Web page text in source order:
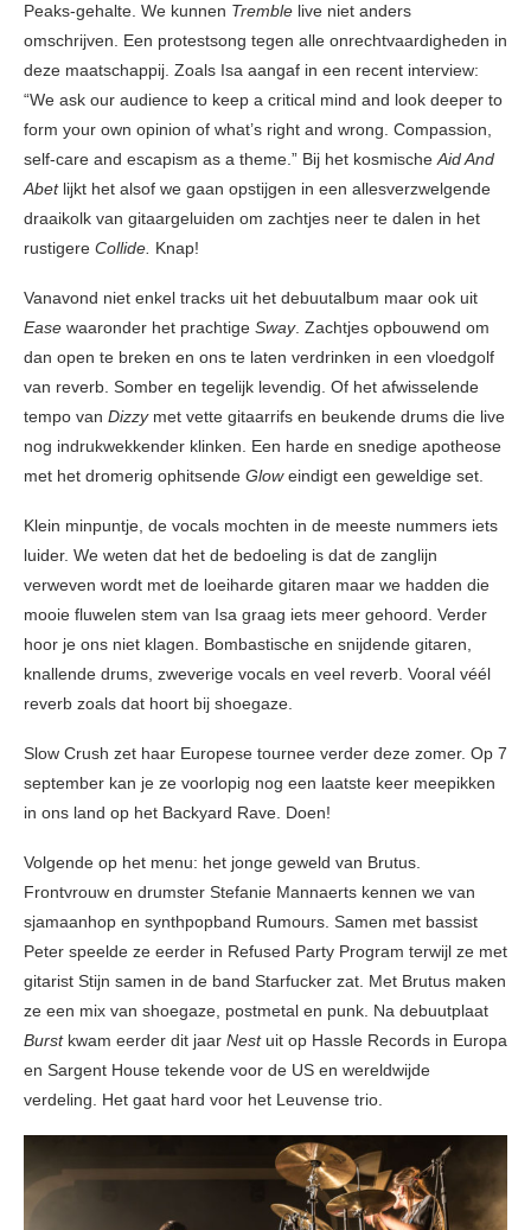
Peaks-gehalte. We kunnen Tremble live niet anders
omschrijven. Een protestsong tegen alle onrechtvaardigheden in
deze maatschappij. Zoals Isa aangaf in een recent interview:
“We ask our audience to keep a critical mind and look deeper to
form your own opinion of what’s right and wrong. Compassion,
self-care and escapism as a theme.” Bij het kosmischeAid And
Abetlijkt het alsof we gaan opstijgen in een allesverzwelgende
draaikolk van gitaargeluiden om zachtjes neer te dalen in het
rustigere Collide. Knap!
Vanavond niet enkel tracks uit het debuutalbum maar ook uit
Ease waaronder het prachtige Sway. Zachtjes opbouwend om
dan open te breken en ons te laten verdrinken in een vloedgolf
van reverb. Somber en tegelijk levendig. Of het afwisselende
tempo van Dizzymet vette gitaarrifs en beukende drums die live
nog indrukwekkender klinken. Een harde en snedige apotheose
met het dromerig ophitsende Gloweindigt een geweldige set.
Klein minpuntje, de vocals mochten in de meeste nummers iets
luider. We weten dat het de bedoeling is dat de zanglijn
verweven wordt met de loeiharde gitaren maar we hadden die
mooie fluwelen stem van Isa graag iets meer gehoord. Verder
hoor je ons niet klagen. Bombastische en snijdende gitaren,
knallende drums, zweverige vocals en veel reverb. Vooral véél
reverb zoals dat hoort bij shoegaze.
Slow Crush zet haar Europese tournee verder deze zomer. Op 7
september kan je ze voorlopig nog een laatste keer meepikken
in ons land op het Backyard Rave. Doen!
Volgende op het menu: het jonge geweld van Brutus.
Frontvrouw en drumster Stefanie Mannaerts kennen we van
sjamaanhop en synthpopband Rumours. Samen met bassist
Peter speelde ze eerder in Refused Party Program terwijl ze met
gitarist Stijn samen in de band Starfucker zat. Met Brutus maken
ze een mix van shoegaze, postmetal en punk. Na debuutplaat
Burstkwam eerder dit jaar Nest uit op Hassle Records in Europa
en Sargent House tekende voor de US en wereldwijde
verdeling. Het gaat hard voor het Leuvense trio.